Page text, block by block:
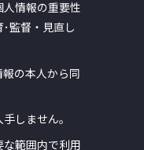
情報の重要性
監督・見直し
の本人から同
しません。
範囲内で利用